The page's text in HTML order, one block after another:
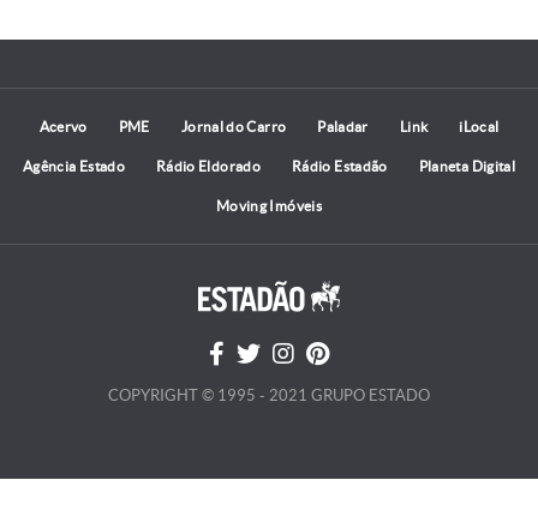
Acervo PME Jornal do Carro Paladar Link iLocal
Agência Estado Rádio Eldorado Rádio Estadão Planeta Digital
Moving Imóveis
COPYRIGHT © 1995 - 2021 GRUPO ESTADO